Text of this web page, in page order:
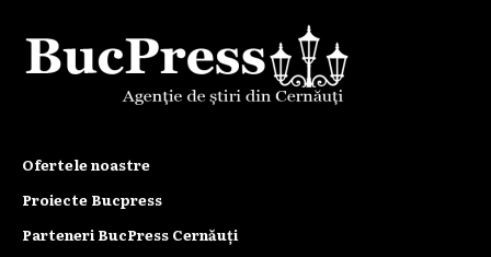
Ofertele noastre
Proiecte Bucpress
Parteneri BucPress Cernăuți